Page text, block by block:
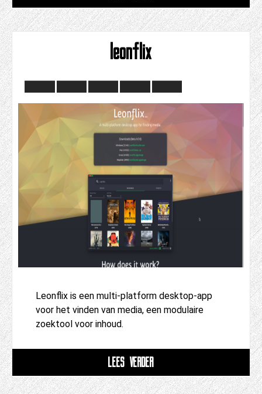
leonflix
Leonflix is ​​een multi-platform desktop-app
voor het vinden van media, een modulaire
zoektool voor inhoud.
LEES VERDER